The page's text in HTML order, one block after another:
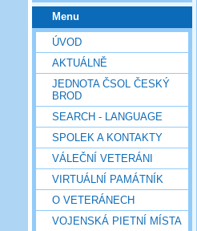
Menu
ÚVOD
AKTUÁLNĚ
JEDNOTA ČSOL ČESKÝ
BROD
SEARCH - LANGUAGE
SPOLEK A KONTAKTY
VÁLEČNÍ VETERÁNI
VIRTUÁLNÍ PAMÁTNÍK
O VETERÁNECH
VOJENSKÁ PIETNÍ MÍSTA